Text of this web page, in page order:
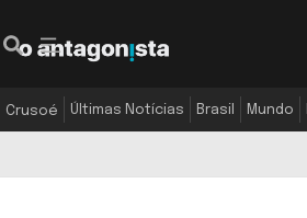
Crusoé Últimas Notícias Brasil Mundo